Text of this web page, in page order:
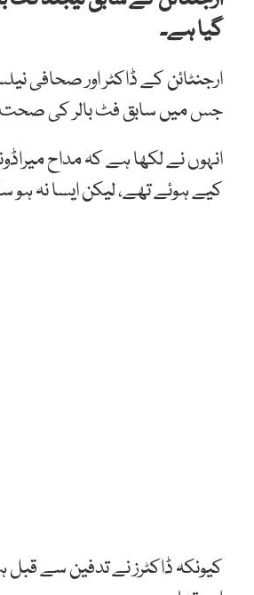
گیا ہے۔
ارجنٹائن کے ڈاکٹر اور صحافی
جس میں سابق فٹ بالر کی صحت
انہوں نے لکھا ہے کہ مداح
کیے ہوئے تھے، لیکن ایسا نہ ہو
کیونکہ ڈاکٹرز نے تدفین سے قبل